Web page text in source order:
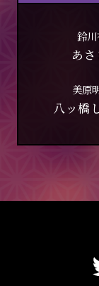
鈴
あ
美原
八ッ橋